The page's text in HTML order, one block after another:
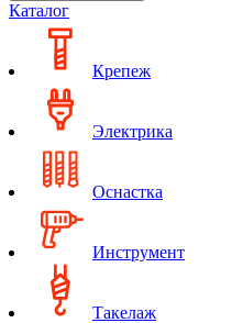
Каталог
Крепеж
Электрика
Оснастка
Инструмент
Такелаж